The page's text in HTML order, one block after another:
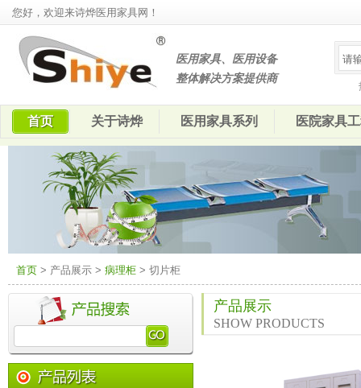
您好，欢迎来诗烨医用家具网！
医用家具、医用设备
整体解决方案提供商
首页 关于诗烨 医用家具系列 医院家具
首页 > 产品展示 > 病理柜 > 切片柜
产品展示
SHOW PRODUCTS